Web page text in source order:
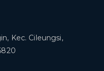
Kec. Cileungsi,